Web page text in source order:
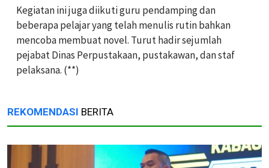
Kegiatan ini juga diikuti guru pendamping dan
beberapa pelajar yang telah menulis rutin bahkan
mencoba membuat novel. Turut hadir sejumlah
pejabat Dinas Perpustakaan, pustakawan, dan staf
pelaksana. (**)
REKOMENDASI BERITA